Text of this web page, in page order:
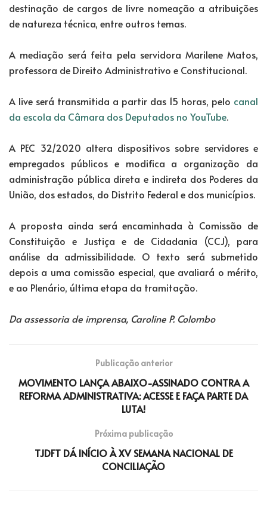
destinação de cargos de livre nomeação a atribuições
de natureza técnica, entre outros temas.
A mediação será feita pela servidora Marilene Matos,
professora de Direito Administrativo e Constitucional.
A live será transmitida a partir das 15 horas, pelo canal
da escola da Câmara dos Deputados no YouTube.
A PEC 32/2020 altera dispositivos sobre servidores e
empregados públicos e modifica a organização da
administração pública direta e indireta dos Poderes da
União, dos estados, do Distrito Federal e dos municípios.
A proposta ainda será encaminhada à Comissão de
Constituição e Justiça e de Cidadania (CCJ), para
análise da admissibilidade. O texto será submetido
depois a uma comissão especial, que avaliará o mérito,
e ao Plenário, última etapa da tramitação.
Da assessoria de imprensa, Caroline P. Colombo
Publicação anterior
MOVIMENTO LANÇA ABAIXO-ASSINADO CONTRA A
REFORMA ADMINISTRATIVA: ACESSE E FAÇA PARTE DA
LUTA!
Próxima publicação
TJDFT DÁ INÍCIO À XV SEMANA NACIONAL DE
CONCILIAÇÃO